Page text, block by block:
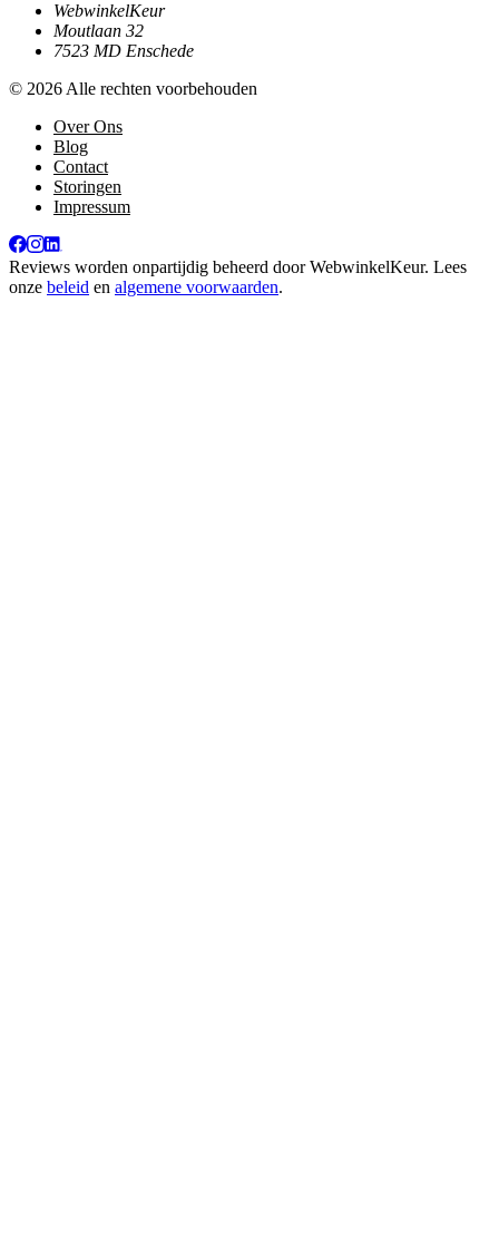
WebwinkelKeur
Moutlaan 32
7523 MD Enschede
© 2026 Alle rechten voorbehouden
Over Ons
Blog
Contact
Storingen
Impressum
Reviews worden onpartijdig beheerd doorWebwinkelKeur. Lees
onze beleid en algemene voorwaarden.